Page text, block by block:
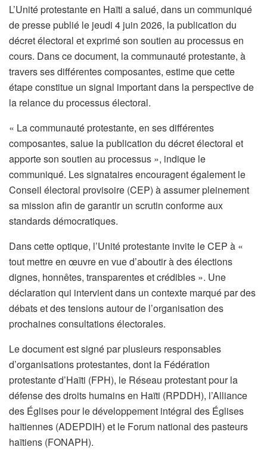
L’Unité protestante en Haïti a salué, dans un communiqué
de presse publié le jeudi 4 juin 2026, la publication du
décret électoral et exprimé son soutien au processus en
cours. Dans ce document, la communauté protestante, à
travers ses différentes composantes, estime que cette
étape constitue un signal important dans la perspective de
la relance du processus électoral.
« La communauté protestante, en ses différentes
composantes, salue la publication du décret électoral et
apporte son soutien au processus », indique le
communiqué. Les signataires encouragent également le
Conseil électoral provisoire (CEP) à assumer pleinement
sa mission afin de garantir un scrutin conforme aux
standards démocratiques.
Dans cette optique, l’Unité protestante invite le CEP à «
tout mettre en œuvre en vue d’aboutir à des élections
dignes, honnêtes, transparentes et crédibles ». Une
déclaration qui intervient dans un contexte marqué par des
débats et des tensions autour de l’organisation des
prochaines consultations électorales.
Le document est signé par plusieurs responsables
d’organisations protestantes, dont la Fédération
protestante d’Haïti (FPH), le Réseau protestant pour la
défense des droits humains en Haïti (RPDDH), l’Alliance
des Églises pour le développement intégral des Églises
haïtiennes (ADEPDIH) et le Forum national des pasteurs
haïtiens (FONAPH).